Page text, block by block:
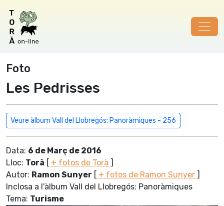
Foto
Les Pedrisses
Veure àlbum Vall del Llobregós: Panoràmiques - 256
Data: 6 de Març de 2016
Lloc: Torà [ + fotos de Torà ]
Autor: Ramon Sunyer [ + fotos de Ramon Sunyer ]
Inclosa a l'àlbum Vall del Llobregós: Panoràmiques
Tema: Turisme